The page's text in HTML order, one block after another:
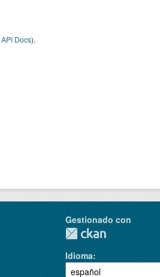
API Docs).
Gestionado con
Idioma